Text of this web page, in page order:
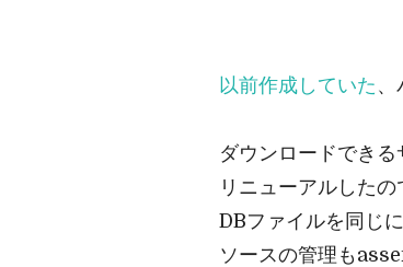
以前作成していた 、
ダウンロードできる
リニューアルした
DBファイルを同じ
ソースの管理も